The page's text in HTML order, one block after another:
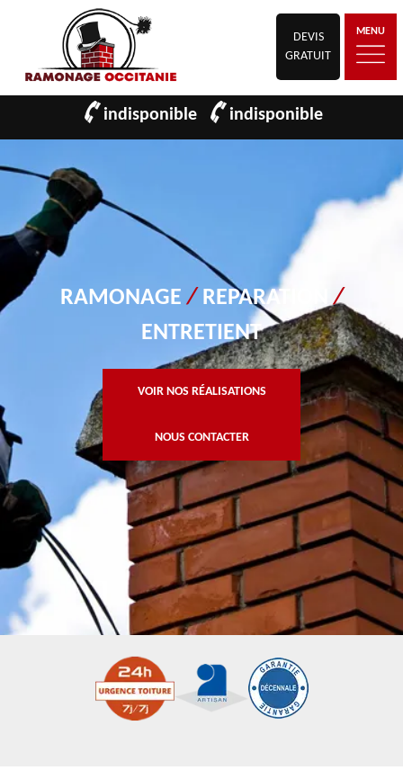
DEVIS
GRATUIT
MENU
indisponible indisponible
RAMONAGE/ REPARATION/
ENTRETIENT
VOIR NOS RÉALISATIONS
NOUS CONTACTER